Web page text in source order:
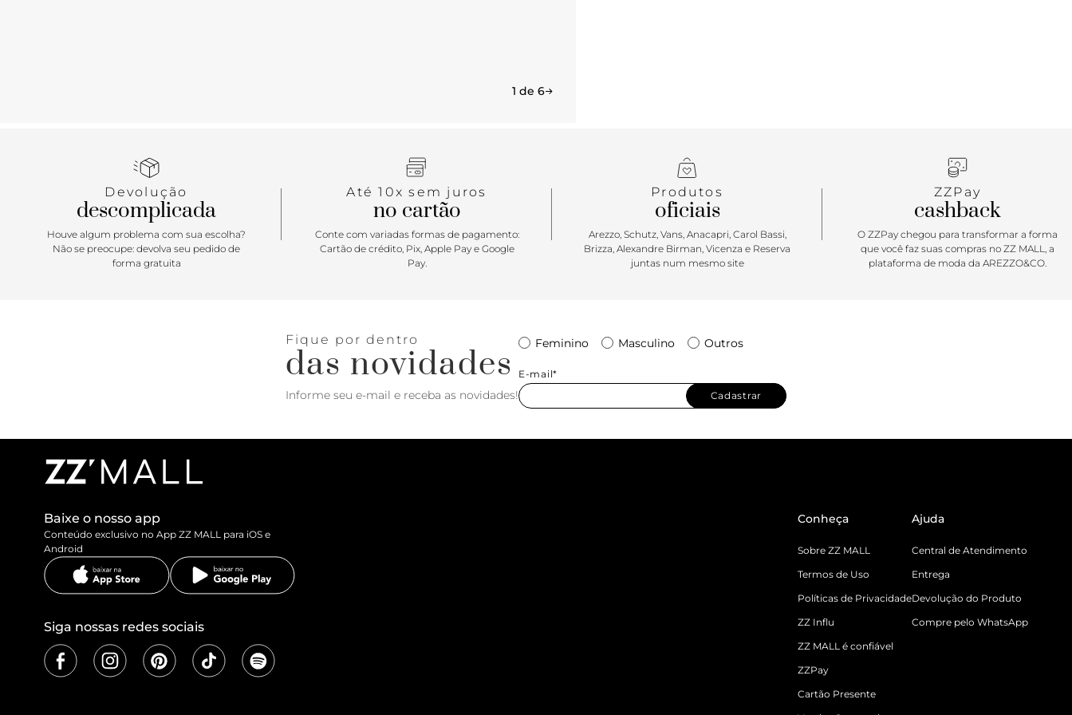
1 de 6
Devolução
descomplicada
Houve algum problema com sua escolha?
Não se preocupe: devolva seu pedido de
forma gratuita
Até 10x sem juros
no cartão
Conte com variadas formas de pagamento:
Cartão de crédito, Pix, Apple Pay e Google
Pay.
Produtos
oficiais
Arezzo, Schutz, Vans, Anacapri, Carol Bassi,
Brizza, Alexandre Birman, Vicenza e Reserva
juntas num mesmo site
ZZPay
cashback
O ZZPay chegou para transformar a forma
que você faz suas compras no ZZ MALL, a
plataforma de moda da AREZZO&CO.
Fique por dentro
das novidades
Informe seu e-mail e receba as novidades!
Feminino Masculino Outros
E-mail*
Cadastrar
Baixe o nosso app
Conteúdo exclusivo no App ZZ MALL para iOS e
Android
Siga nossas redes sociais
Conheça
Sobre ZZ MALL
Termos de Uso
Políticas de Privacidade
ZZ Influ
ZZ MALL é confiável
ZZPay
Cartão Presente
Ajuda
Central de Atendimento
Entrega
Devolução do Produto
Compre pelo WhatsApp